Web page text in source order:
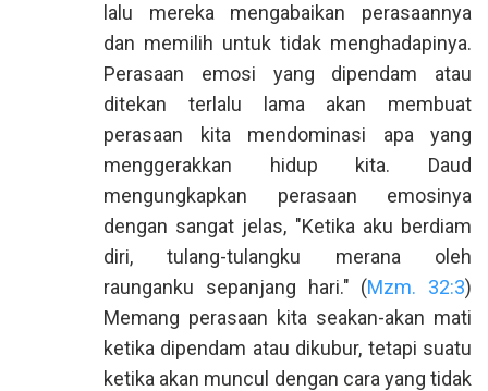
lalu mereka mengabaikan perasaannya
dan memilih untuk tidak menghadapinya.
Perasaan emosi yang dipendam atau
ditekan terlalu lama akan membuat
perasaan kita mendominasi apa yang
menggerakkan hidup kita. Daud
mengungkapkan perasaan emosinya
dengan sangat jelas, "Ketika aku berdiam
diri, tulang-tulangku merana oleh
raunganku sepanjang hari." (Mzm. 32:3)
Memang perasaan kita seakan-akan mati
ketika dipendam atau dikubur, tetapi suatu
ketika akan muncul dengan cara yang tidak